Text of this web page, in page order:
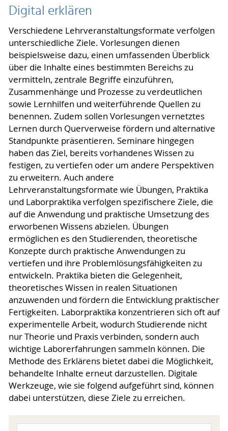
Digital erklären
Verschiedene Lehrveranstaltungsformate verfolgen
unterschiedliche Ziele. Vorlesungen dienen
beispielsweise dazu, einen umfassenden Überblick
über die Inhalte eines bestimmten Bereichs zu
vermitteln, zentrale Begriffe einzuführen,
Zusammenhänge und Prozesse zu verdeutlichen
sowie Lernhilfen und weiterführende Quellen zu
benennen. Zudem sollen Vorlesungen vernetztes
Lernen durch Querverweise fördern und alternative
Standpunkte präsentieren. Seminare hingegen
haben das Ziel, bereits vorhandenes Wissen zu
festigen, zu vertiefen oder um andere Perspektiven
zu erweitern. Auch andere
Lehrveranstaltungsformate wie Übungen, Praktika
und Laborpraktika verfolgen spezifischere Ziele, die
auf die Anwendung und praktische Umsetzung des
erworbenen Wissens abzielen. Übungen
ermöglichen es den Studierenden, theoretische
Konzepte durch praktische Anwendungen zu
vertiefen und ihre Problemlösungsfähigkeiten zu
entwickeln. Praktika bieten die Gelegenheit,
theoretisches Wissen in realen Situationen
anzuwenden und fördern die Entwicklung praktischer
Fertigkeiten. Laborpraktika konzentrieren sich oft auf
experimentelle Arbeit, wodurch Studierende nicht
nur Theorie und Praxis verbinden, sondern auch
wichtige Laborerfahrungen sammeln können. Die
Methode des Erklärens bietet dabei die Möglichkeit,
behandelte Inhalte erneut darzustellen. Digitale
Werkzeuge, wie sie folgend aufgeführt sind, können
dabei unterstützen, diese Ziele zu erreichen.